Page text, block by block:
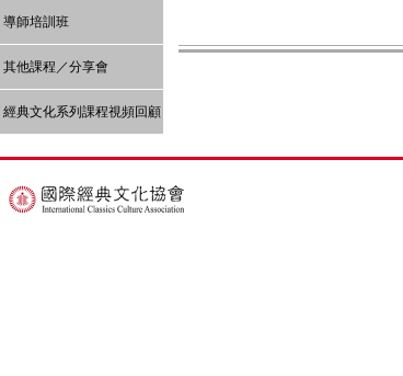
導師培訓班
其他課程／分享會
經典文化系列課程視頻回顧